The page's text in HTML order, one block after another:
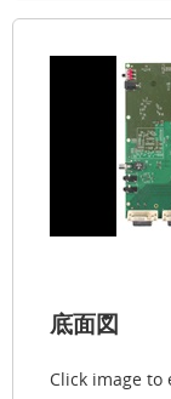
底面図
Click image to